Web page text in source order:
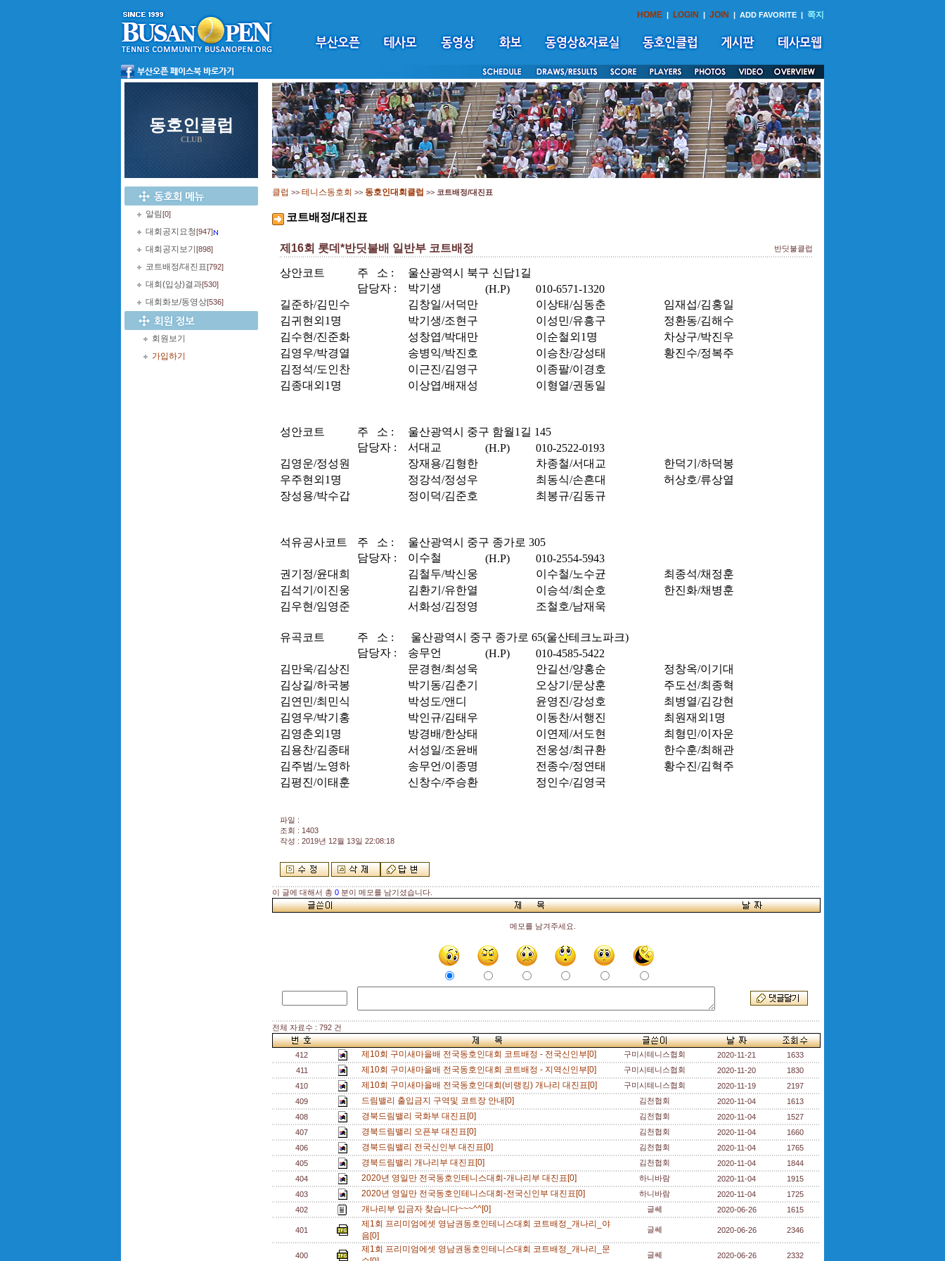
HOME | LOGIN | JOIN | ADD FAVORITE | 쪽지
동호인클럽
CLUB
알림[0]
대회공지요청[947]
대회공지보기 [898]
코트배정/대진표[792]
대회(입상)결과[530]
대회화보/동영상[536]
회원보기
가입하기
클럽 >> 테니스동호회 >> 동호인대회클럽 >> 코트배정/대진표
코트배정/대진표
제16회 롯데*반딧불배 일반부 코트배정 반딧불클럽
상안코트 주 소 :
울산광역시 북구 신답1길
담당자 :
박기생 (H.P)
010-6571-1320
길준하/김민수
김창일/서덕만 이상태/심동춘
임재섭/김홍일
김귀현외1명
박기생/조현구 이성민/유흥구
정환동/김해수
김수현/진준화
성창엽/박대만 이순철외1명
차상구/박진우
김영우/박경열
송병익/박진호 이승찬/강성태
황진수/정복주
김정석/도인찬
이근진/김영구
이종팔/이경호
김종대외1명
이상엽/배재성 이형열/권동일
성안코트 주 소 :
울산광역시 중구 함월1길 145
담당자 :
서대교 (H.P)
010-2522-0193
김영운/정성원
장재용/김형한 차종철/서대교
한덕기/하덕봉
우주현외1명
정강석/정성우 최동식/손흔대
허상호/류상열
장성용/박수갑
정이덕/김준호 최봉규/김동규
석유공사코트 주 소 :
울산광역시 중구 종가로 305
담당자 :
이수철 (H.P)
010-2554-5943
권기정/윤대희
김철두/박신웅 이수철/노수균
최종석/채정훈
김석기/이진웅
김환기/유한열 이승석/최순호
한진화/채병훈
김우현/임영준
서화성/김정영 조철호/남재욱
유곡코트 주 소 :
울산광역시 중구 종가로 65(울산테크노파크)
담당자 :
송무언 (H.P)
010-4585-5422
김만욱/김상진
문경현/최성욱 안길선/양홍순
정창옥/이기대
김상길/하국봉
박기동/김춘기 오상기/문상훈
주도선/최종혁
김연민/최민식
박성도/앤디 윤영진/강성호
최병열/김강현
김영우/박기홍
박인규/김태우 이동찬/서행진
최원재외1명
김영춘외1명
방경배/한상태 이연제/서도현
최형민/이자운
김용찬/김종태
서성일/조윤배 전웅성/최규환
한수훈/최해관
김주범/노영하
송무언/이종명 전종수/정연태
황수진/김혁주
김평진/이태훈
신창수/주승환 정인수/김영국
파일 :
조회 : 1403
작성 : 2019년 12월 13일 22:08:18
이 글에 대해서 총 0 분이 메모를 남기셨습니다.
메모를 남겨주세요.
전체 자료수 : 792 건
412 제10회 구미새마을배 전국동호인대회 코트배정 - 전국신인부[0] 구미시테니스협회 2020-11-21
1633
411
제10회 구미새마을배 전국동호인대회 코트배정 - 지역신인부[0] 구미시테니스협회 2020-11-20
1830
410
제10회 구미새마을배 전국동호인대회(비랭킹) 개나리 대진표[0] 구미시테니스협회 2020-11-19
2197
409
드림밸리 출입금지 구역및 코트장 안내[0] 김천협회 2020-11-04
1613
408
경북드림밸리 국화부 대진표[0] 김천협회 2020-11-04
1527
407
경북드림밸리 오픈부 대진표[0] 김천협회 2020-11-04
1660
406
경북드림밸리 전국신인부 대진표[0] 김천협회 2020-11-04
1765
405
경북드림밸리 개나리부 대진표[0] 김천협회 2020-11-04
1844
404
2020년 영일만 전국동호인테니스대회-개나리부 대진표[0] 하니바람 2020-11-04
1915
403
2020년 영일만 전국동호인테니스대회-전국신인부 대진표[0] 하니바람 2020-11-04
1725
402
개나리부 입금자 찾습니다~~~^^[0] 글쎄 2020-06-26 1615
401
제1회 프리미엄에셋 영남권동호인테니스대회 코트배정_개나리_야
음[0]
글쎄 2020-06-26 2346
400
제1회 프리미엄에셋 영남권동호인테니스대회 코트배정_개나리_문
글쎄 2020-06-26 2332